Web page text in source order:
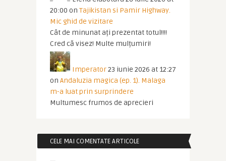
20:00 on Tajikistan si Pamir Highway.
Mic ghid de vizitare
Cât de minunat ați prezentat totul!!!!
Cred că visez! Multe mulțumiri!
Imperator23 iunie 2026 at 12:27
on Andaluzia magica (ep. 1). Malaga
m-a luat prin surprindere
Multumesc frumos de aprecieri
CELE MAI COMENTATE ARTICOLE